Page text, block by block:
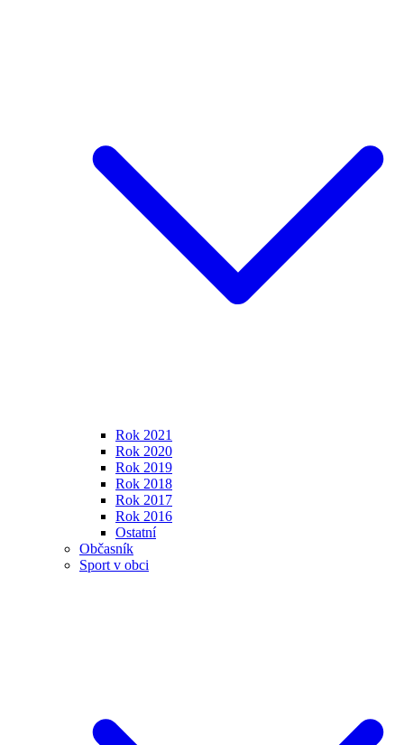
Rok 2021
Rok 2020
Rok 2019
Rok 2018
Rok 2017
Rok 2016
Ostatní
Občasník
Sport v obci